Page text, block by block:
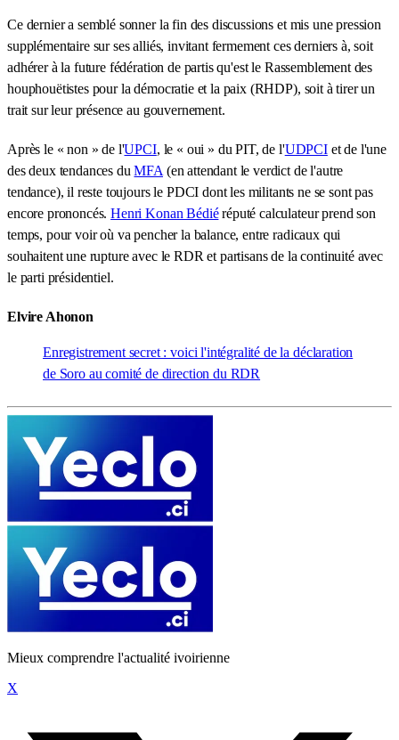
Ce dernier a semblé sonner la fin des discussions et mis une pression
supplémentaire sur ses alliés, invitant fermement ces derniers à, soit
adhérer à la future fédération de partis qu'est le Rassemblement des
houphouëtistes pour la démocratie et la paix (RHDP), soit à tirer un
trait sur leur présence au gouvernement.
Après le « non » de l'UPCI, le « oui » du PIT, de l'UDPCIet de l'une
des deux tendances duMFA (en attendant le verdict de l'autre
tendance), il reste toujours le PDCI dont les militants ne se sont pas
encore prononcés.Henri Konan Bédiéréputé calculateur prend son
temps, pour voir où va pencher la balance, entre radicaux qui
souhaitent une rupture avec le RDR et partisans de la continuité avec
le parti présidentiel.
Elvire Ahonon
Enregistrement secret : voici l'intégralité de la déclaration
de Soro au comité de direction du RDR
Mieux comprendre l'actualité ivoirienne
X